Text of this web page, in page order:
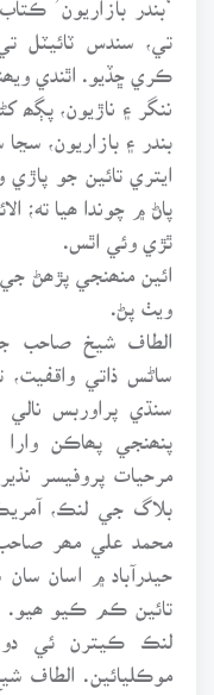
تي، سندس ٽائيٽل
ڪري ڇڏيو. اٿندي
ننگر ۽ ناڙيون، پڳھ
بندر ۽ بازاريون، سڃا
ايتري تائين جو
پاڻ ۾ چوندا ھيا
ٿڙي وئي اٿس.
ائين منھنجي پڙھڻ
الطاف شيخ صاحب
ساڻس ذاتي
سنڌي پراوربس
پنھنجي پھاڪن
مرحيات پروفيسر
بلاگ جي لنڪ،
محمد علي مھر
تائين ڪم ڪيو ھيو.
لنڪ ڪيترن ئي
موڪليائين. الطاف